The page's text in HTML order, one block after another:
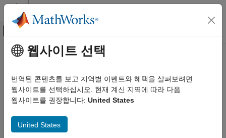
콘텐츠로 바로 가기
오프캔버스 탐색 메뉴 토글
문서 홈
주요 콘텐츠
웹사이트 선택
번역된 콘텐츠를 보고 지역별 이벤트와 혜택을 살펴보려면
웹사이트를 선택하십시오. 현재 계신 지역에 따라 다음
웹사이트를 권장합니다: United States
United States